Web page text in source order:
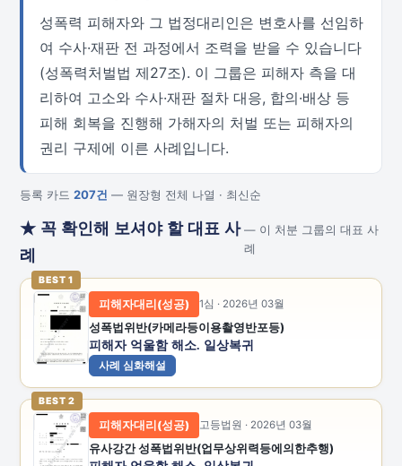
성폭력 피해자와 그 법정대리인은 변호사를 선임하
여 수사·재판 전 과정에서 조력을 받을 수 있습니다
(성폭력처벌법 제27조). 이 그룹은 피해자 측을 대
리하여 고소와 수사·재판 절차 대응, 합의·배상 등
피해 회복을 진행해 가해자의 처벌 또는 피해자의
권리 구제에 이른 사례입니다.
등록 카드 207건 — 원장형 전체 나열 · 최신순
★ 꼭 확인해 보셔야 할 대표 사
례
— 이 처분 그룹의 대표 사
례
BEST 1
피해자대리(성공) 1심 · 2026년 03월
성폭법위반(카메라등이용촬영반포등)
피해자 억울함 해소. 일상복귀
사례 심화해설
BEST 2
피해자대리(성공) 고등법원 · 2026년 03월
유사강간 성폭법위반(업무상위력등에의한추행)